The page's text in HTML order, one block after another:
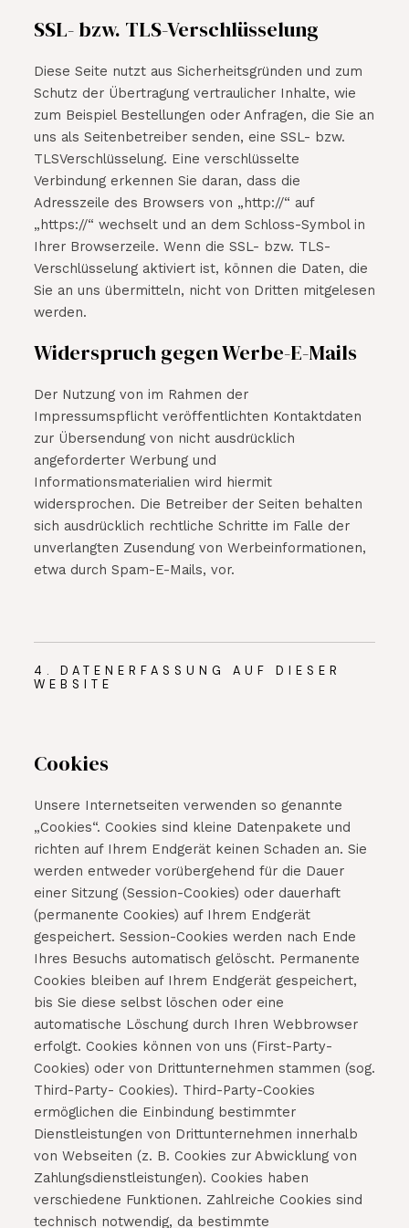
SSL- bzw. TLS-Verschlüsselung
Diese Seite nutzt aus Sicherheitsgründen und zum
Schutz der Übertragung vertraulicher Inhalte, wie
zum Beispiel Bestellungen oder Anfragen, die Sie an
uns als Seitenbetreiber senden, eine SSL- bzw.
TLSVerschlüsselung. Eine verschlüsselte
Verbindung erkennen Sie daran, dass die
Adresszeile des Browsers von „http://“ auf
„https://“ wechselt und an dem Schloss-Symbol in
Ihrer Browserzeile. Wenn die SSL- bzw. TLS-
Verschlüsselung aktiviert ist, können die Daten, die
Sie an uns übermitteln, nicht von Dritten mitgelesen
werden.
Widerspruch gegen Werbe-E-Mails
Der Nutzung von im Rahmen der
Impressumspflicht veröffentlichten Kontaktdaten
zur Übersendung von nicht ausdrücklich
angeforderter Werbung und
Informationsmaterialien wird hiermit
widersprochen. Die Betreiber der Seiten behalten
sich ausdrücklich rechtliche Schritte im Falle der
unverlangten Zusendung von Werbeinformationen,
etwa durch Spam-E-Mails, vor.
4. DATENERFASSUNG AUF DIESER
WEBSITE
Cookies
Unsere Internetseiten verwenden so genannte
„Cookies“. Cookies sind kleine Datenpakete und
richten auf Ihrem Endgerät keinen Schaden an. Sie
werden entweder vorübergehend für die Dauer
einer Sitzung (Session-Cookies) oder dauerhaft
(permanente Cookies) auf Ihrem Endgerät
gespeichert. Session-Cookies werden nach Ende
Ihres Besuchs automatisch gelöscht. Permanente
Cookies bleiben auf Ihrem Endgerät gespeichert,
bis Sie diese selbst löschen oder eine
automatische Löschung durch Ihren Webbrowser
erfolgt. Cookies können von uns (First-Party-
Cookies) oder von Drittunternehmen stammen (sog.
Third-Party- Cookies). Third-Party-Cookies
ermöglichen die Einbindung bestimmter
Dienstleistungen von Drittunternehmen innerhalb
von Webseiten (z. B. Cookies zur Abwicklung von
Zahlungsdienstleistungen). Cookies haben
verschiedene Funktionen. Zahlreiche Cookies sind
technisch notwendig, da bestimmte